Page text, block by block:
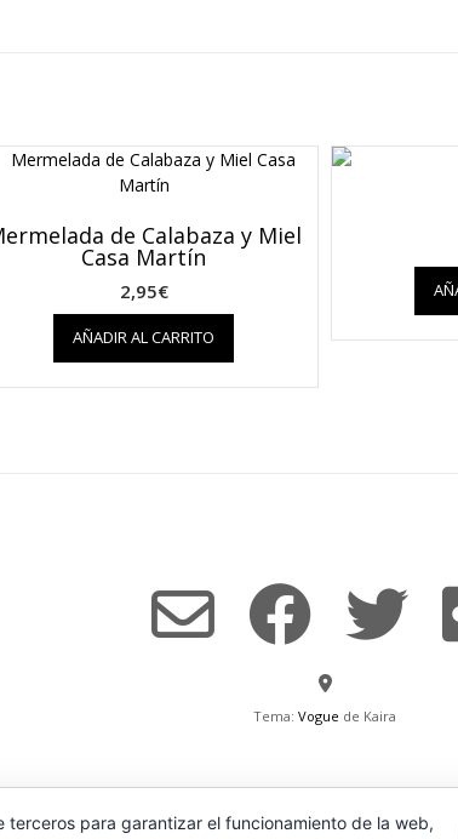
de Calabaza y Miel
Casa Martín
2,95€
AÑADIR AL CARRITO
Tema: Vogue de Kaira
terceros para garantizar el funcionamiento de la web,